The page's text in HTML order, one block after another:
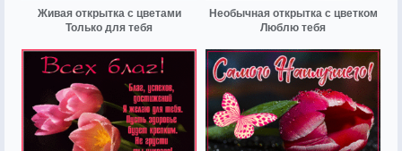
Живая открытка с цветами
Только для тебя
Необычная открытка с цветком
Люблю тебя